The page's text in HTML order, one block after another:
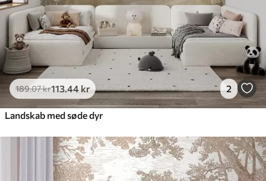
189.07kr113.44 kr 2
Landskab med søde dyr